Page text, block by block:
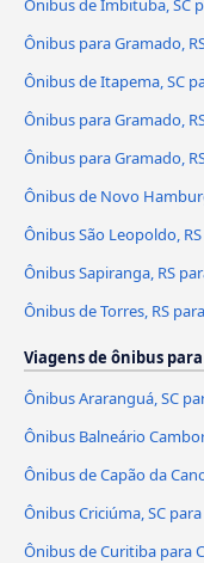
Ônibus de Imbituba, SC
Ônibus para Gramado,
Ônibus de Itapema, SC
Ônibus para Gramado,
Ônibus para Gramado,
Ônibus de Novo
Ônibus São Leopoldo,
Ônibus Sapiranga, RS
Ônibus de Torres, RS
Viagens de ônibus para
Ônibus Araranguá, SC
Ônibus Balneário
Ônibus de Capão da
Ônibus Criciúma, SC para
Ônibus de Curitiba para